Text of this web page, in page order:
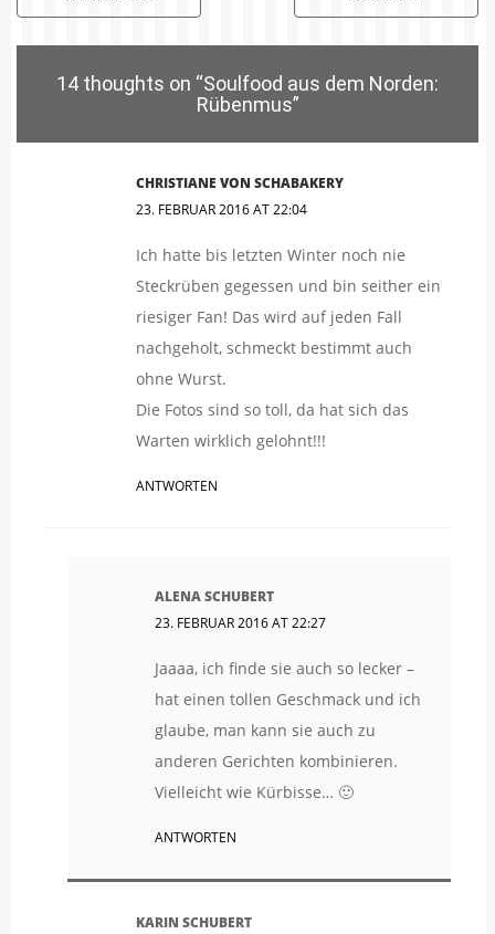
14 thoughts on “Soulfood aus dem Norden:
Rübenmus”
CHRISTIANE VON SCHABAKERY
23. FEBRUAR 2016 AT 22:04
Ich hatte bis letzten Winter noch nie
Steckrüben gegessen und bin seither ein
riesiger Fan! Das wird auf jeden Fall
nachgeholt, schmeckt bestimmt auch
ohne Wurst.
Die Fotos sind so toll, da hat sich das
Warten wirklich gelohnt!!!
ANTWORTEN
ALENA SCHUBERT
23. FEBRUAR 2016 AT 22:27
Jaaaa, ich finde sie auch so lecker –
hat einen tollen Geschmack und ich
glaube, man kann sie auch zu
anderen Gerichten kombinieren.
Vielleicht wie Kürbisse… 🙂
ANTWORTEN
KARIN SCHUBERT